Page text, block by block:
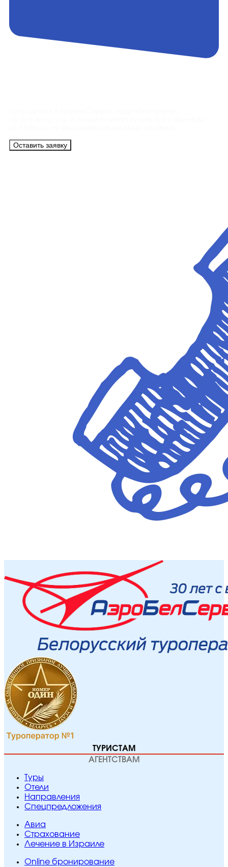
Оставить заявку
ТУРИСТАМ
АГЕНТСТВАМ
Туры
Отели
Направления
Спецпредложения
Авиа
Страхование
Лечение в Израиле
Online бронирование